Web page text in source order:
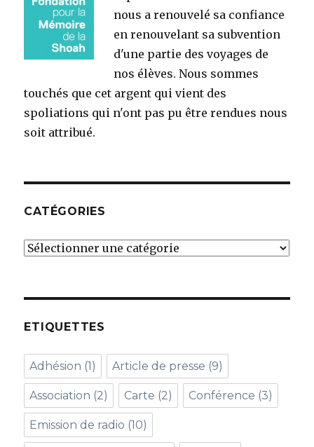
nous a renouvelé sa confiance
en renouvelant sa subvention
d'une partie des voyages de
nos élèves. Nous sommes
touchés que cet argent qui vient des
spoliations qui n'ont pas pu être rendues nous
soit attribué.
CATÉGORIES
Catégories
ETIQUETTES
Adhésion (1) Article de presse (9)
Association (2) Carte (2) Conférence (3)
Emission de radio (10)